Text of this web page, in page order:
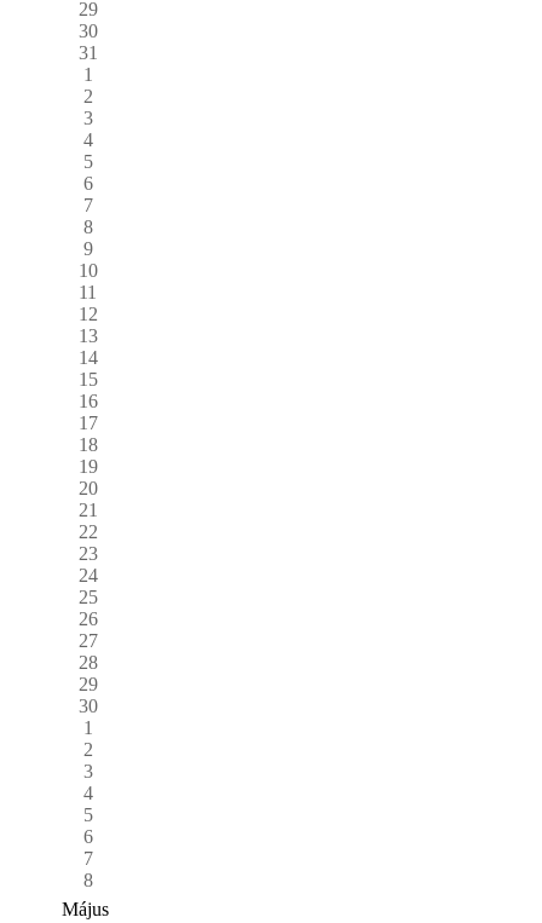
29
30
31
1
2
3
4
5
6
7
8
9
10
11
12
13
14
15
16
17
18
19
20
21
22
23
24
25
26
27
28
29
30
1
2
3
4
5
6
7
8
Május